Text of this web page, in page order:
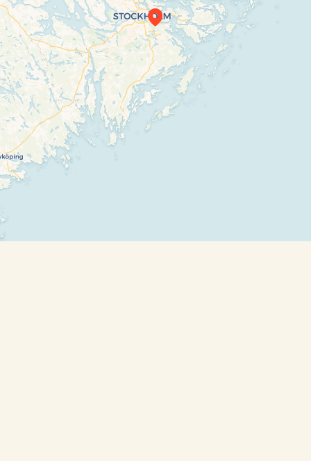
Travelers’ Map is loading…
If you see this after your page is loaded
completely, leafletJS files are missing.